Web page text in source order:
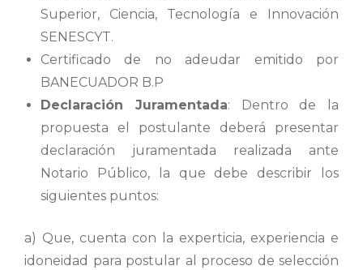
Superior, Ciencia, Tecnología e Innovación
SENESCYT.
Certificado de no adeudar emitido por
BANECUADOR B.P
Declaración Juramentada: Dentro de la
propuesta el postulante deberá presentar
declaración juramentada realizada ante
Notario Público, la que debe describir los
siguientes puntos:
a) Que, cuenta con la experticia, experiencia e
idoneidad para postular al proceso de selección